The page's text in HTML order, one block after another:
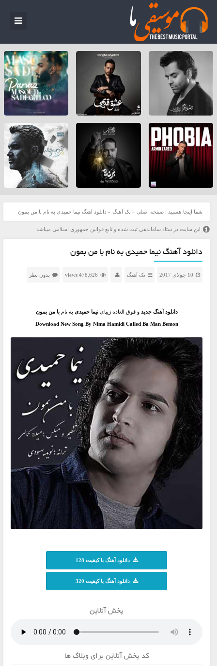
شما اینجا هستید : صفحه اصلی » تک آهنگ » دانلود آهنگ نیما حمیدی به نام با من بمون
این سایت در ستاد ساماندهی ثبت شده و تابع قوانین جمهوری اسلامی میباشد
دانلود آهنگ نیما حمیدی به نام با من بمون
10 جولای 2017 تک آهنگ 478,626 views بدون نظر
دانلود آهنگ جدید و فوق العاده زیبای نیما حمیدی به نام با من بمون
Download New Song By Nima Hamidi Called Ba Man Bemon
دانلود آهنگ با کیفیت 128
دانلود آهنگ با کیفیت 320
پخش آنلاین
کد پخش آنلاین برای وبلاگ ها